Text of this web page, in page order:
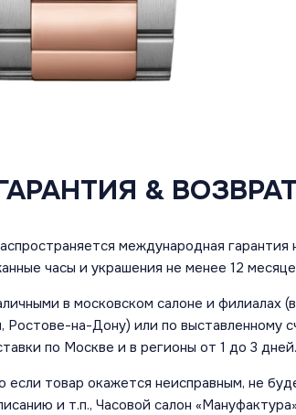
&
международная гарантия
часы и украшения не менее 12
в московском салоне и филиалах
Ростове-на-Дону) или по выставленному
по Москве и в регионы от 1 до 3 дней.
если товар окажется неисправным, не
и т.п., Часовой салон